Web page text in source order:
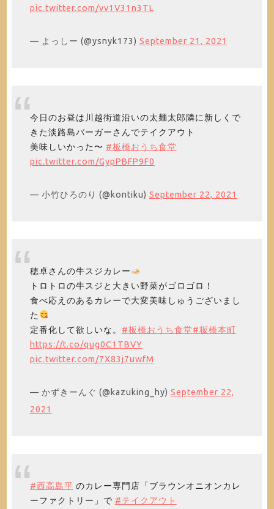
pic.twitter.com/vv1V31n3TL
— よっしー (@ysnyk173) September 21, 2021
今日のお昼は川越街道沿いの太麺太郎隣に新しくで
きた淡路島バーガーさんでテイクアウト
美味しいかった〜 #板橋おうち食堂
pic.twitter.com/GypPBFP9F0
— 小竹ひろのり (@kontiku) September 22, 2021
穂卓さんの牛スジカレー
トロトロの牛スジと大きい野菜がゴロゴロ！
食べ応えのあるカレーで大変美味しゅうございまし
た
定番化して欲しいな。 #板橋おうち食堂#板橋本町
https://t.co/qug0C1TBVY
pic.twitter.com/7X83j7uwfM
— かずきーんぐ (@kazuking_hy) September 22,
2021
#西高島平 のカレー専門店「ブラウンオニオンカレ
ーファクトリー」で #テイクアウト